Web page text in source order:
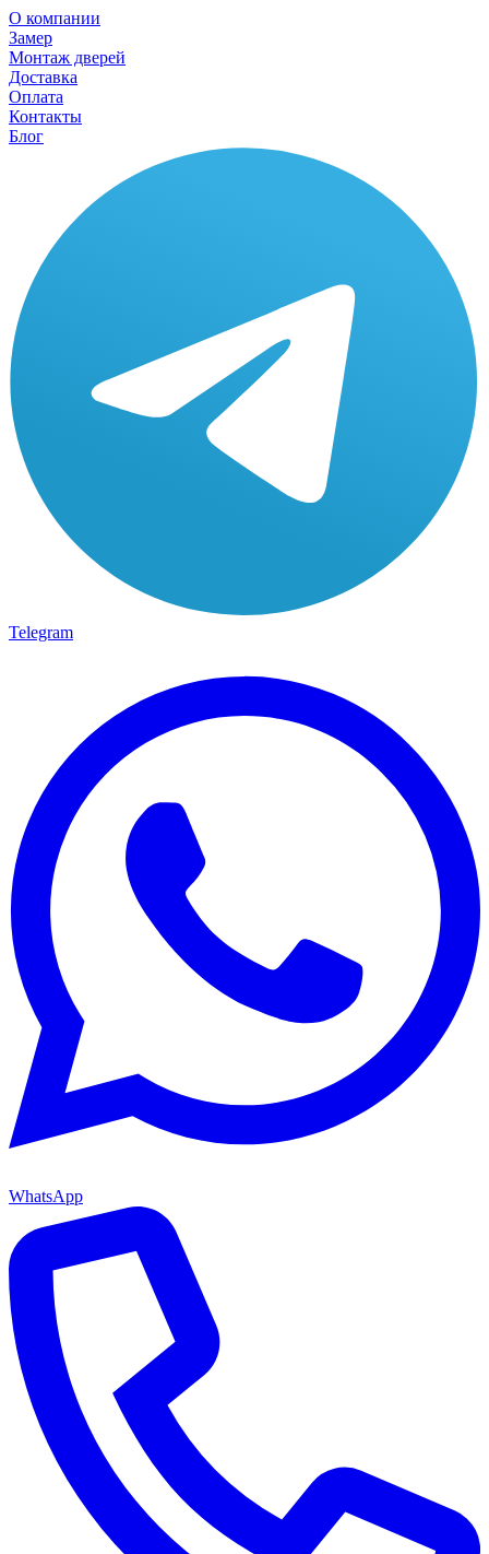
О компании
Замер
Монтаж дверей
Доставка
Оплата
Контакты
Блог
Telegram
WhatsApp